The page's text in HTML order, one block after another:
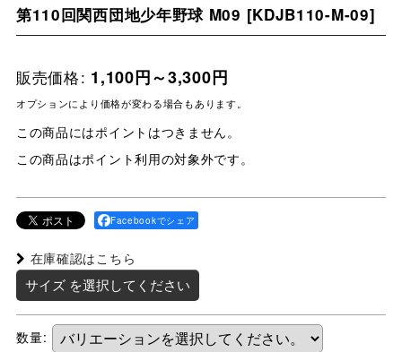
第110回関西団地少年野球 M09 [KDJB110-M-09]
販売価格: 1,100円～3,300円
オプションにより価格が変わる場合もあります。
この商品にはポイントはつきません。
この商品はポイント利用の対象外です。
Facebookでシェア
在庫確認はこちら
サイズ を選択してください
数量: